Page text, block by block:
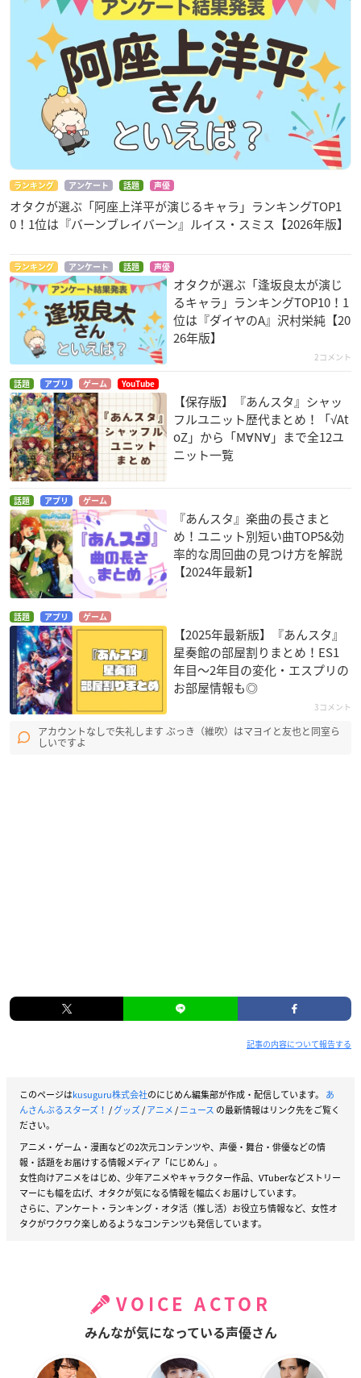
ランキング アンケート 話題 声優
オタクが選ぶ「阿座上洋平が演じるキャラ」ランキングTOP1
0！1位は『バーンブレイバーン』ルイス・スミス【2026年版】
ランキング アンケート 話題 声優
オタクが選ぶ「逢坂良太が演じ
るキャラ」ランキングTOP10！1
位は『ダイヤのA』沢村栄純【20
26年版】
2コメント
話題 アプリ ゲーム YouTube
【保存版】『あんスタ』シャッ
フルユニット歴代まとめ！「√At
oZ」から「M∀N∀」まで全12ユ
ニット一覧
話題 アプリ ゲーム
『あんスタ』楽曲の長さまと
め！ユニット別短い曲TOP5&効
率的な周回曲の見つけ方を解説
【2024年最新】
話題 アプリ ゲーム
【2025年最新版】『あんスタ』
星奏館の部屋割りまとめ！ES1
年目〜2年目の変化・エスプリの
お部屋情報も◎
3コメント
アカウントなしで失礼します ぶっき（維吹）はマヨイと友也と同室ら
しいですよ
記事の内容について報告する
このページはkusuguru株式会社のにじめん編集部が作成・配信しています。 あ
んさんぶるスターズ！ /グッズ/アニメ/ニュース の最新情報はリンク先をご覧く
ださい。
アニメ・ゲーム・漫画などの2次元コンテンツや、声優・舞台・俳優などの情
報・話題をお届けする情報メディア「にじめん」。
女性向けアニメをはじめ、少年アニメやキャラクター作品、VTuberなどストリー
マーにも幅を広げ、オタクが気になる情報を幅広くお届けしています。
さらに、アンケート・ランキング・オタ活（推し活）お役立ち情報など、女性オ
タクがワクワク楽しめるようなコンテンツも発信しています。
VOICE ACTOR
みんなが気になっている声優さん